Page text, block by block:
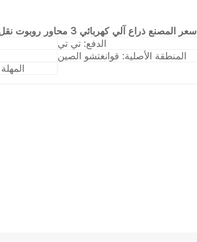
سعر المصنع ذراع آلي كهربائي 3 محاور روبوت نقل ذراع دلتا روبوت خط إنتاج الفرز
الدفع: تي تي
المنطقة الأصلية: قوانغتشو الصين
المهلة الزمنية: